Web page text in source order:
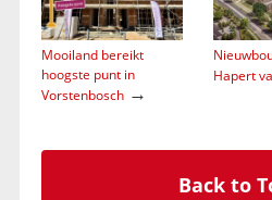
Mooiland bereikt
hoogste punt in
Vorstenbosch→
Hapert
Back to